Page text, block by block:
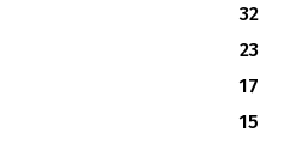
32
23
17
15